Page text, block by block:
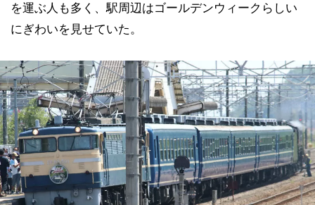
を運ぶ人も多く、駅周辺はゴールデンウィークらしい
にぎわいを見せていた。